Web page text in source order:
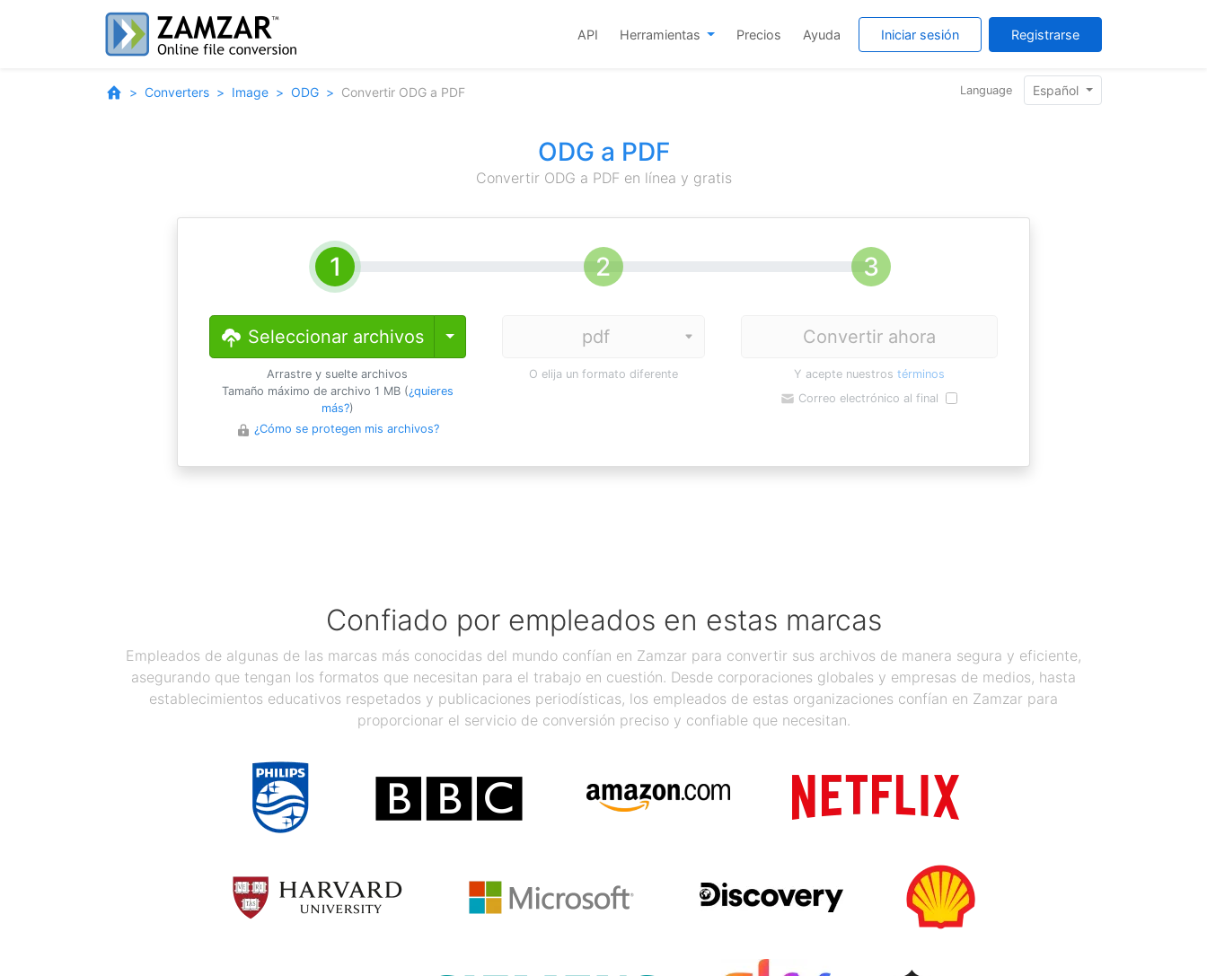
API Herramientas Precios Ayuda Iniciar sesión Registrarse
Converters Image ODG Convertir ODG a PDF Language Español
ODG a PDF
Convertir ODG a PDF en línea y gratis
Seleccionar archivos Toggle Dropdown
Arrastre y suelte archivos
Tamaño máximo de archivo 1 MB (¿quieres
más?)
¿Cómo se protegen mis archivos?
O elija un formato diferente
Convertir ahora
Y acepte nuestros términos
Correo electrónico al final
Confiado por empleados en estas marcas
Empleados de algunas de las marcas más conocidas del mundo confían en Zamzar para convertir sus archivos de manera segura y eficiente,
asegurando que tengan los formatos que necesitan para el trabajo en cuestión. Desde corporaciones globales y empresas de medios, hasta
establecimientos educativos respetados y publicaciones periodísticas, los empleados de estas organizaciones confían en Zamzar para
proporcionar el servicio de conversión preciso y confiable que necesitan.